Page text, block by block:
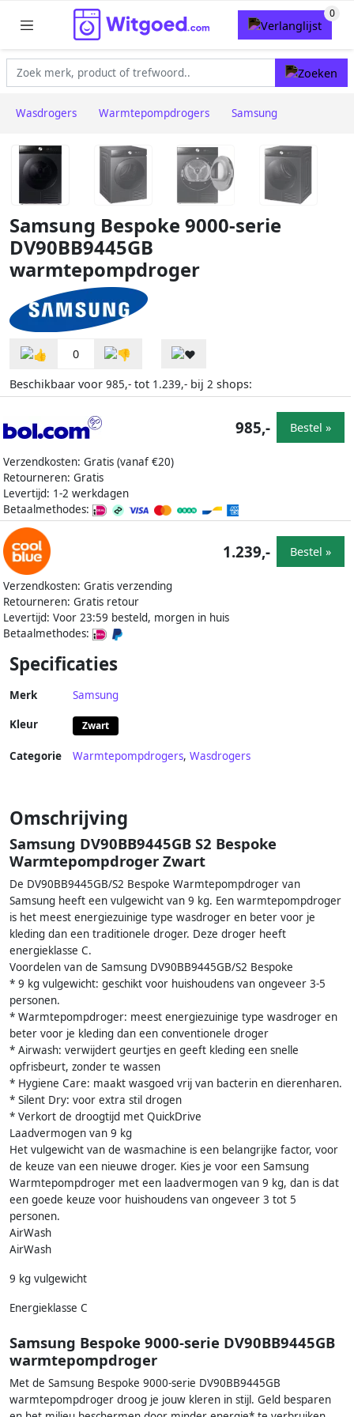
Wasdrogers Warmtepompdrogers Samsung
Samsung Bespoke 9000-serie
DV90BB9445GB
warmtepompdroger
0
Beschikbaar voor 985,- tot 1.239,- bij 2 shops:
Verzendkosten: Gratis (vanaf €20)
Retourneren: Gratis
Levertijd: 1-2 werkdagen
Betaalmethodes:
985,- Bestel »
Verzendkosten: Gratis verzending
Retourneren: Gratis retour
Levertijd: Voor 23:59 besteld, morgen in huis
Betaalmethodes:
1.239,- Bestel »
Specificaties
Merk Samsung
Kleur Zwart
Categorie Warmtepompdrogers, Wasdrogers
Omschrijving
Samsung DV90BB9445GB S2 Bespoke
Warmtepompdroger Zwart
De DV90BB9445GB/S2 Bespoke Warmtepompdroger van
Samsung heeft een vulgewicht van 9 kg. Een warmtepompdroger
is het meest energiezuinige type wasdroger en beter voor je
kleding dan een traditionele droger. Deze droger heeft
energieklasse C.
Voordelen van de Samsung DV90BB9445GB/S2 Bespoke
* 9 kg vulgewicht: geschikt voor huishoudens van ongeveer 3-5
personen.
* Warmtepompdroger: meest energiezuinige type wasdroger en
beter voor je kleding dan een conventionele droger
* Airwash: verwijdert geurtjes en geeft kleding een snelle
opfrisbeurt, zonder te wassen
* Hygiene Care: maakt wasgoed vrij van bacterin en dierenharen.
* Silent Dry: voor extra stil drogen
* Verkort de droogtijd met QuickDrive
Laadvermogen van 9 kg
Het vulgewicht van de wasmachine is een belangrijke factor, voor
de keuze van een nieuwe droger. Kies je voor een Samsung
Warmtepompdroger met een laadvermogen van 9 kg, dan is dat
een goede keuze voor huishoudens van ongeveer 3 tot 5
personen.
AirWash
AirWash
9 kg vulgewicht
Energieklasse C
Samsung Bespoke 9000-serie DV90BB9445GB
warmtepompdroger
Met de Samsung Bespoke 9000-serie DV90BB9445GB
warmtepompdroger droog je jouw kleren in stijl. Geld besparen